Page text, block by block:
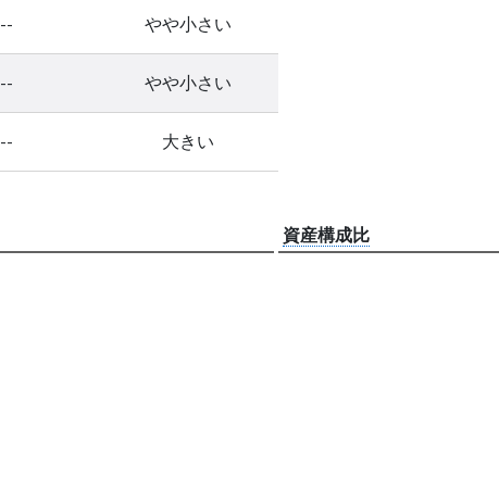
-- やや小さい
-- やや小さい
-- 大きい
資産構成比